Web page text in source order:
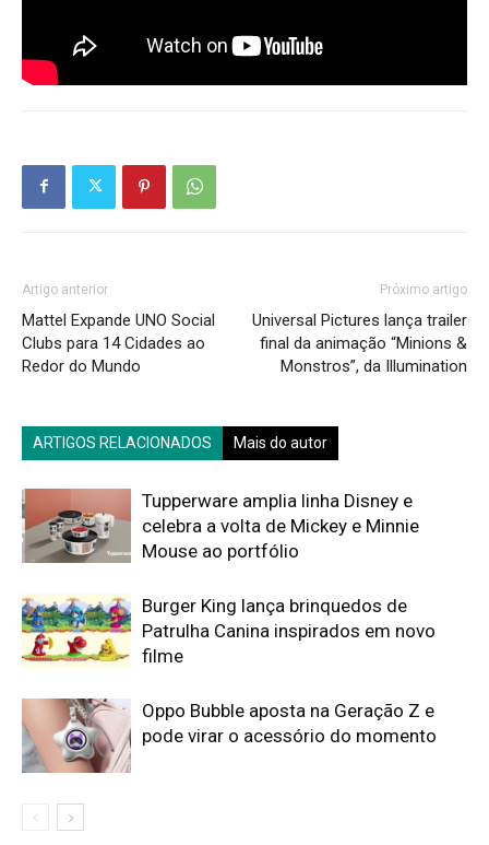
Artigo anterior
Mattel Expande UNO Social
Clubs para 14 Cidades ao
Redor do Mundo
Próximo artigo
Universal Pictures lança trailer
final da animação “Minions &
Monstros”, da Illumination
ARTIGOS RELACIONADOS Mais do autor
Tupperware amplia linha Disney e
celebra a volta de Mickey e Minnie
Mouse ao portfólio
Burger King lança brinquedos de
Patrulha Canina inspirados em novo
filme
Oppo Bubble aposta na Geração Z e
pode virar o acessório do momento